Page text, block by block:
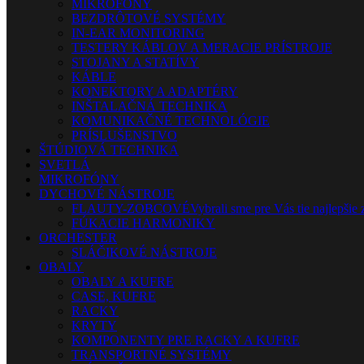
MIKROFÓNY
BEZDRÔTOVÉ SYSTÉMY
IN-EAR MONITORING
TESTERY KÁBLOV A MERACIE PRÍSTROJE
STOJANY A STATÍVY
KÁBLE
KONEKTORY A ADAPTÉRY
INŠTALAČNÁ TECHNIKA
KOMUNIKAČNÉ TECHNOLÓGIE
PRÍSLUŠENSTVO
ŠTÚDIOVÁ TECHNIKA
SVETLÁ
MIKROFÓNY
DYCHOVÉ NÁSTROJE
FLAUTY-ZOBCOVÉVybrali sme pre Vás tie
FÚKACIE HARMONIKY
ORCHESTER
SLÁČIKOVÉ NÁSTROJE
OBALY
OBALY A KUFRE
CASE, KUFRE
RACKY
KRYTY
KOMPONENTY PRE RACKY A KUFRE
TRANSPORTNÉ SYSTÉMY